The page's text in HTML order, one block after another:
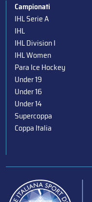
Campionati
IHL Serie A
IHL
IHL Division I
IHL Women
Para Ice Hockey
Under 19
Under 16
Under 14
Supercoppa
Coppa Italia